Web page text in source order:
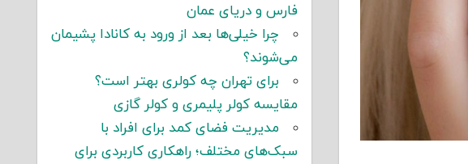
فارس و دریای عمان
چرا خیلی‌ها بعد از ورود به کانادا پشیمان
می‌شوند؟
برای تهران چه کولری بهتر است؟
مقایسه کولر پلیمری و کولر گازی
مدیریت فضای کمد برای افراد با
سبک‌های مختلف؛ راهکاری کاربردی برای